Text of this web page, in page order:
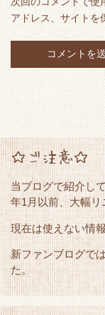
アドレス、サイトを
☆ご注意☆
当ブログで紹介し
年1月以前、大幅リ
現在は使えない情
新ファンブログで
た。